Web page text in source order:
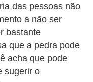
das pessoas não
a não ser
bastante
que a pedra pode
acha que pode
sugerir o